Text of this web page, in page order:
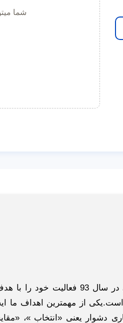
شما
فروشگاه اینترنتی ادبازار به
از مهمترین اهداف ما
دشوار یعنی «انتخاب »،